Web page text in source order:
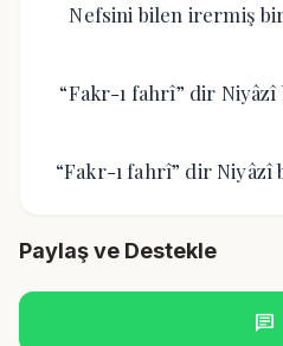
Nefsini bilen irermiş
“Fakr-ı fahrî” dir
“Fakr-ı fahrî” dir Niyâzî
Paylaş ve Destekle
chat